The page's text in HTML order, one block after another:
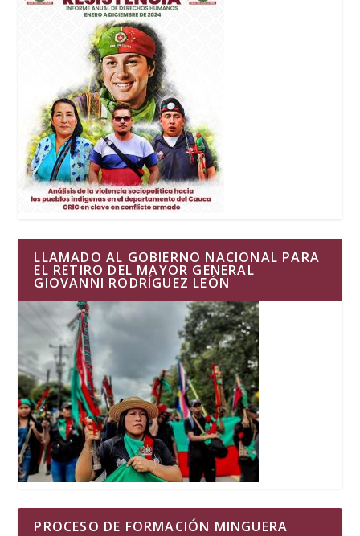
LLAMADO AL GOBIERNO NACIONAL PARA
EL RETIRO DEL MAYOR GENERAL
GIOVANNI RODRÍGUEZ LEÓN
PROCESO DE FORMACIÓN MINGUERA